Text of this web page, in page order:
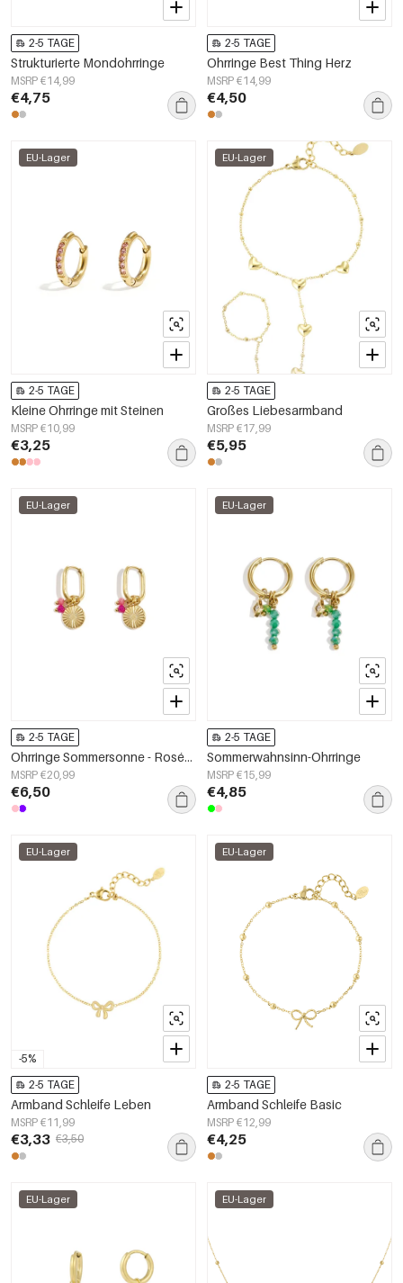
2-5 TAGE
Strukturierte Mondohrringe
MSRP €14,99
€4,75
2-5 TAGE
Ohrringe Best Thing Herz
MSRP €14,99
€4,50
EU-Lager
2-5 TAGE
Kleine Ohrringe mit Steinen
MSRP €10,99
€3,25
EU-Lager
2-5 TAGE
Großes Liebesarmband
MSRP €17,99
€5,95
EU-Lager
2-5 TAGE
Ohrringe Sommersonne - Roségold
MSRP €20,99
€6,50
EU-Lager
2-5 TAGE
Sommerwahnsinn-Ohrringe
MSRP €15,99
€4,85
-5%
EU-Lager
2-5 TAGE
Armband Schleife Leben
MSRP €11,99
€3,33 €3,50
EU-Lager
2-5 TAGE
Armband Schleife Basic
MSRP €12,99
€4,25
EU-Lager EU-Lager